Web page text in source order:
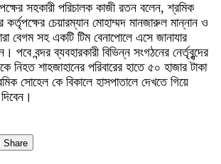
সহকারী পরিচালক কাজী রতন বলেন, শ্রমিক
কর্তৃপক্ষের চেয়ারম্যান মোহাম্মদ মানজারুল মান্নান ও
বেগম সহ একটি টিম বেনাপোলে এসে জানাযার
বন্দর ব্যবহারকারী বিভিন্ন সংগঠনের নের্তৃবৃন্দের
নিহত শাহজাহানের পরিবারের হাতে ৫০ হাজার টাকা
সোহেল কে বিকালে হাসপাতালে দেখতে গিয়ে
Share